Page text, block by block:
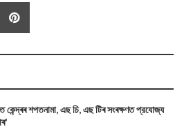
কেন্দ্ৰৰ শপতনামা, এছ চি, এছ টিৰ সংৰক্ষণত প্রযোজ্য